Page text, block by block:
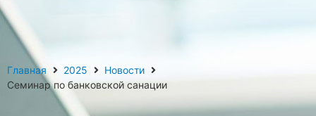
Главная 2025
Новости
Семинар по банковской санации